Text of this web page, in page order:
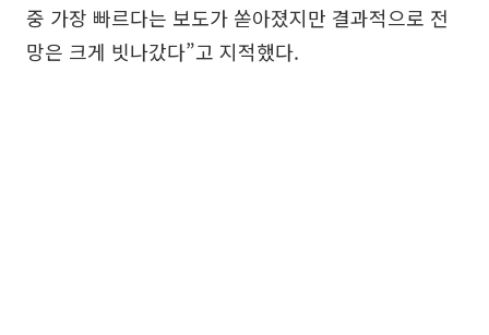
중 가장 빠르다는 보도가 쏟아졌지만 결과적으로 전
망은 크게 빗나갔다”고 지적했다.